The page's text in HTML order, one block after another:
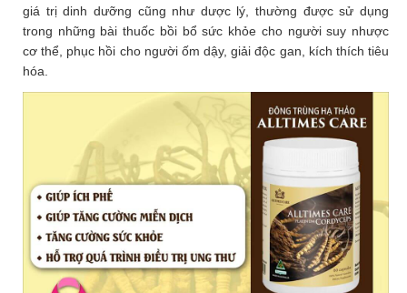
giá trị dinh dưỡng cũng như dược lý, thường được sử dụng
trong những bài thuốc bồi bổ sức khỏe cho người suy nhược
cơ thể, phục hồi cho người ốm dậy, giải độc gan, kích thích tiêu
hóa.